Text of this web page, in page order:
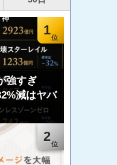
1
強すぎ
減はヤバ
2